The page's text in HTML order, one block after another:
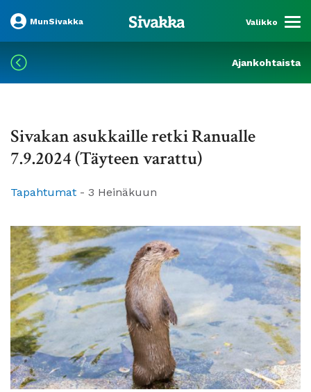
MunSivakka Valikko
Ajankohtaista
Sivakan asukkaille retki Ranualle
7.9.2024 (Täyteen varattu)
Tapahtumat - 3 Heinäkuun